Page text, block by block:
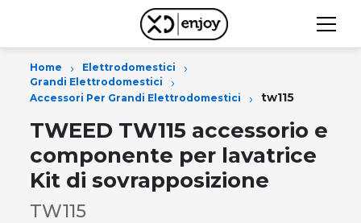
Home › Elettrodomestici ›
Grandi Elettrodomestici ›
Accessori Per Grandi Elettrodomestici › tw115
TWEED TW115 accessorio e
componente per lavatrice
Kit di sovrapposizione
TW115